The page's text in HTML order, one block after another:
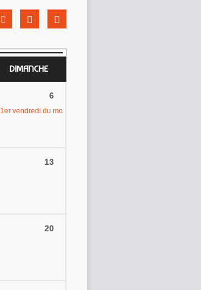
DIMANCHE
6
1er vendredi du mois : journée d’adoration et de louange
13
20